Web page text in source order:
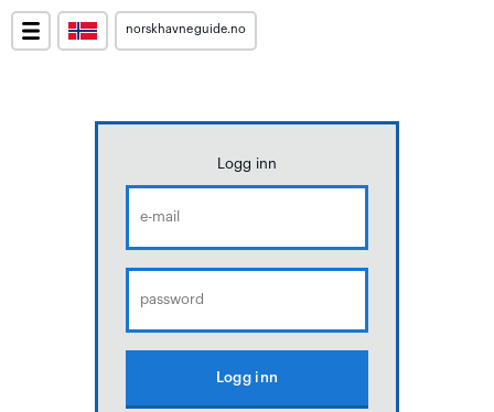
norskhavneguide.no
Logg inn